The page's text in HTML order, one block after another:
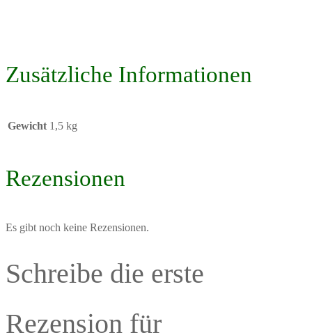
Zusätzliche Informationen
Gewicht 1,5 kg
Rezensionen
Es gibt noch keine Rezensionen.
Schreibe die erste
Rezension für